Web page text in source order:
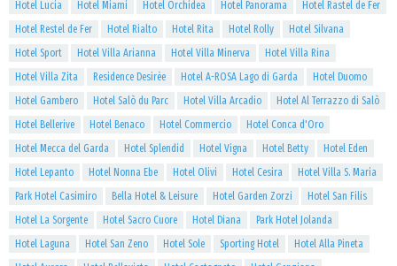
Hotel Lucia Hotel Miami Hotel Orchidea Hotel Panorama
Hotel Rastel de Fer
Hotel Restel de Fer
Hotel Rialto Hotel Rita Hotel Rolly
Hotel Silvana
Hotel Sport
Hotel Villa Arianna Hotel Villa Minerva
Hotel Villa Rina
Hotel Villa Zita
Residence Desirèe Hotel A-ROSA Lago di Garda
Hotel Duomo
Hotel Gambero
Hotel Salò du Parc Hotel Villa Arcadio
Hotel Al Terrazzo di Salò
Hotel Bellerive
Hotel Benaco Hotel Commercio
Hotel Conca d'Oro
Hotel Mecca del Garda
Hotel Splendid Hotel Vigna Hotel Betty
Hotel Eden
Hotel Lepanto
Hotel Nonna Ebe Hotel Olivi Hotel Cesira
Hotel Villa S. Maria
Park Hotel Casimiro
Bella Hotel & Leisure Hotel Garden Zorzi
Hotel San Filis
Hotel La Sorgente
Hotel Sacro Cuore Hotel Diana
Park Hotel Jolanda
Hotel Laguna
Hotel San Zeno Hotel Sole Sporting Hotel
Hotel Alla Pineta